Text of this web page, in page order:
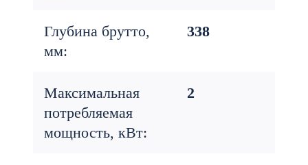
Глубина брутто,
мм:
338
Максимальная
потребляемая
мощность, кВт:
2